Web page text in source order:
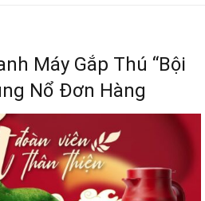
Máy Gắp Thú “Bội
Nổ Đơn Hàng